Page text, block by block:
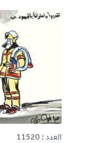
العدد : 11520